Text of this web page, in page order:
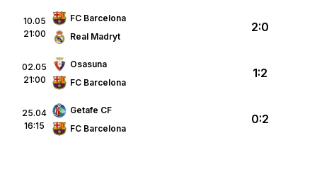
10.05
21:00
FC Barcelona
Real Madryt
2:0
02.05
21:00
Osasuna
FC Barcelona
1:2
25.04
16:15
Getafe CF
FC Barcelona
0:2